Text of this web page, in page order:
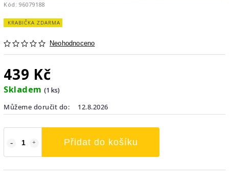
Kód: 96079188
KRABIČKA ZDARMA
Neohodnoceno
439 Kč
Skladem (1 ks)
Můžeme doručit do:
12.8.2026
Přidat do košíku